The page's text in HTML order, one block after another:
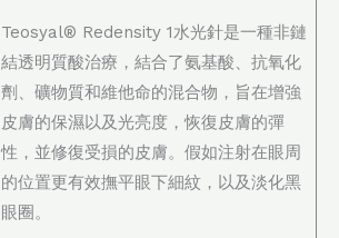
Teosyal® Redensity 1水光針是一種非鏈
結透明質酸治療，結合了氨基酸、抗氧化
劑、礦物質和維他命的混合物，旨在增強
皮膚的保濕以及光亮度，恢復皮膚的彈
性，並修復受損的皮膚。假如注射在眼周
的位置更有效撫平眼下細紋，以及淡化黑
眼圈。